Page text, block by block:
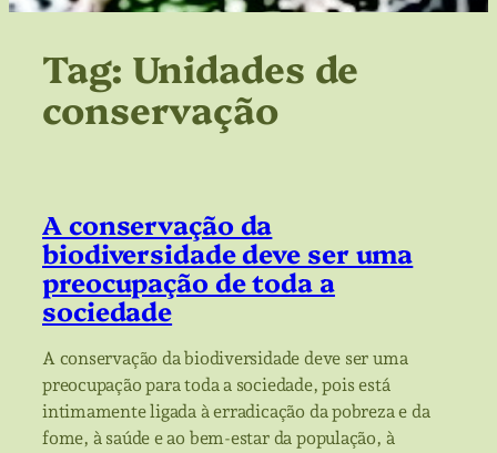
Tag: Unidades de
conservação
A conservação da
biodiversidade deve ser uma
preocupação de toda a
sociedade
A conservação da biodiversidade deve ser uma
preocupação para toda a sociedade, pois está
intimamente ligada à erradicação da pobreza e da
fome, à saúde e ao bem-estar da população, à